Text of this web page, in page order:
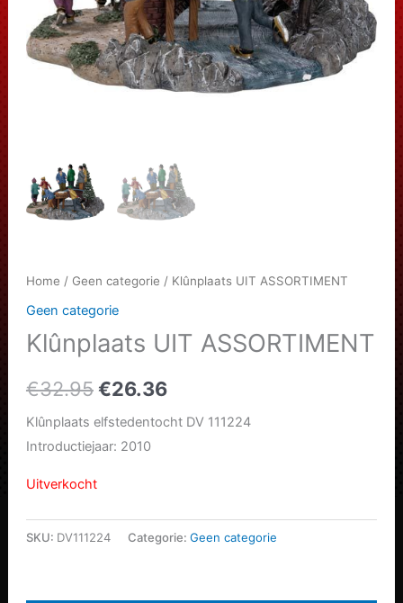
Home / Geen categorie / Klûnplaats UIT ASSORTIMENT
Geen categorie
Klûnplaats UIT ASSORTIMENT
€32.95Oorspronkelijke
prijs
€32.95.
€26.36Huidige
prijs
Klûnplaats elfstedentocht DV 111224
Introductiejaar: 2010
Uitverkocht
SKU: DV111224 Categorie: Geen categorie